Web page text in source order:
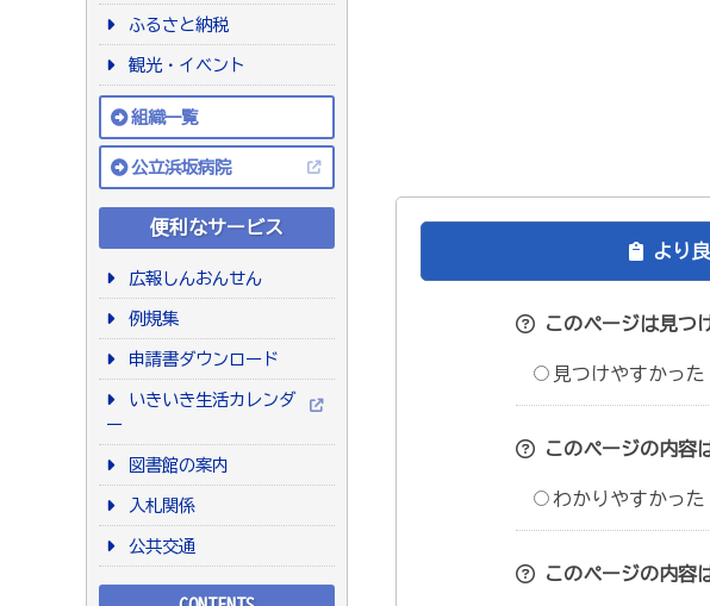
ふるさと納税
観光・イベント
組織一覧
公立浜坂病院
便利なサービス
広報しんおんせん
例規集
申請書ダウンロード
いきいき生活カレンダ
ー
図書館の案内
入札関係
公共交通
より
このページは見つ
見つけやすかった
このページの内容
わかりやすかった
このページの内容